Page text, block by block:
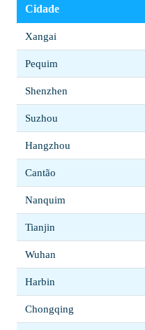
Cidade
Xangai
Pequim
Shenzhen
Suzhou
Hangzhou
Cantão
Nanquim
Tianjin
Wuhan
Harbin
Chongqing